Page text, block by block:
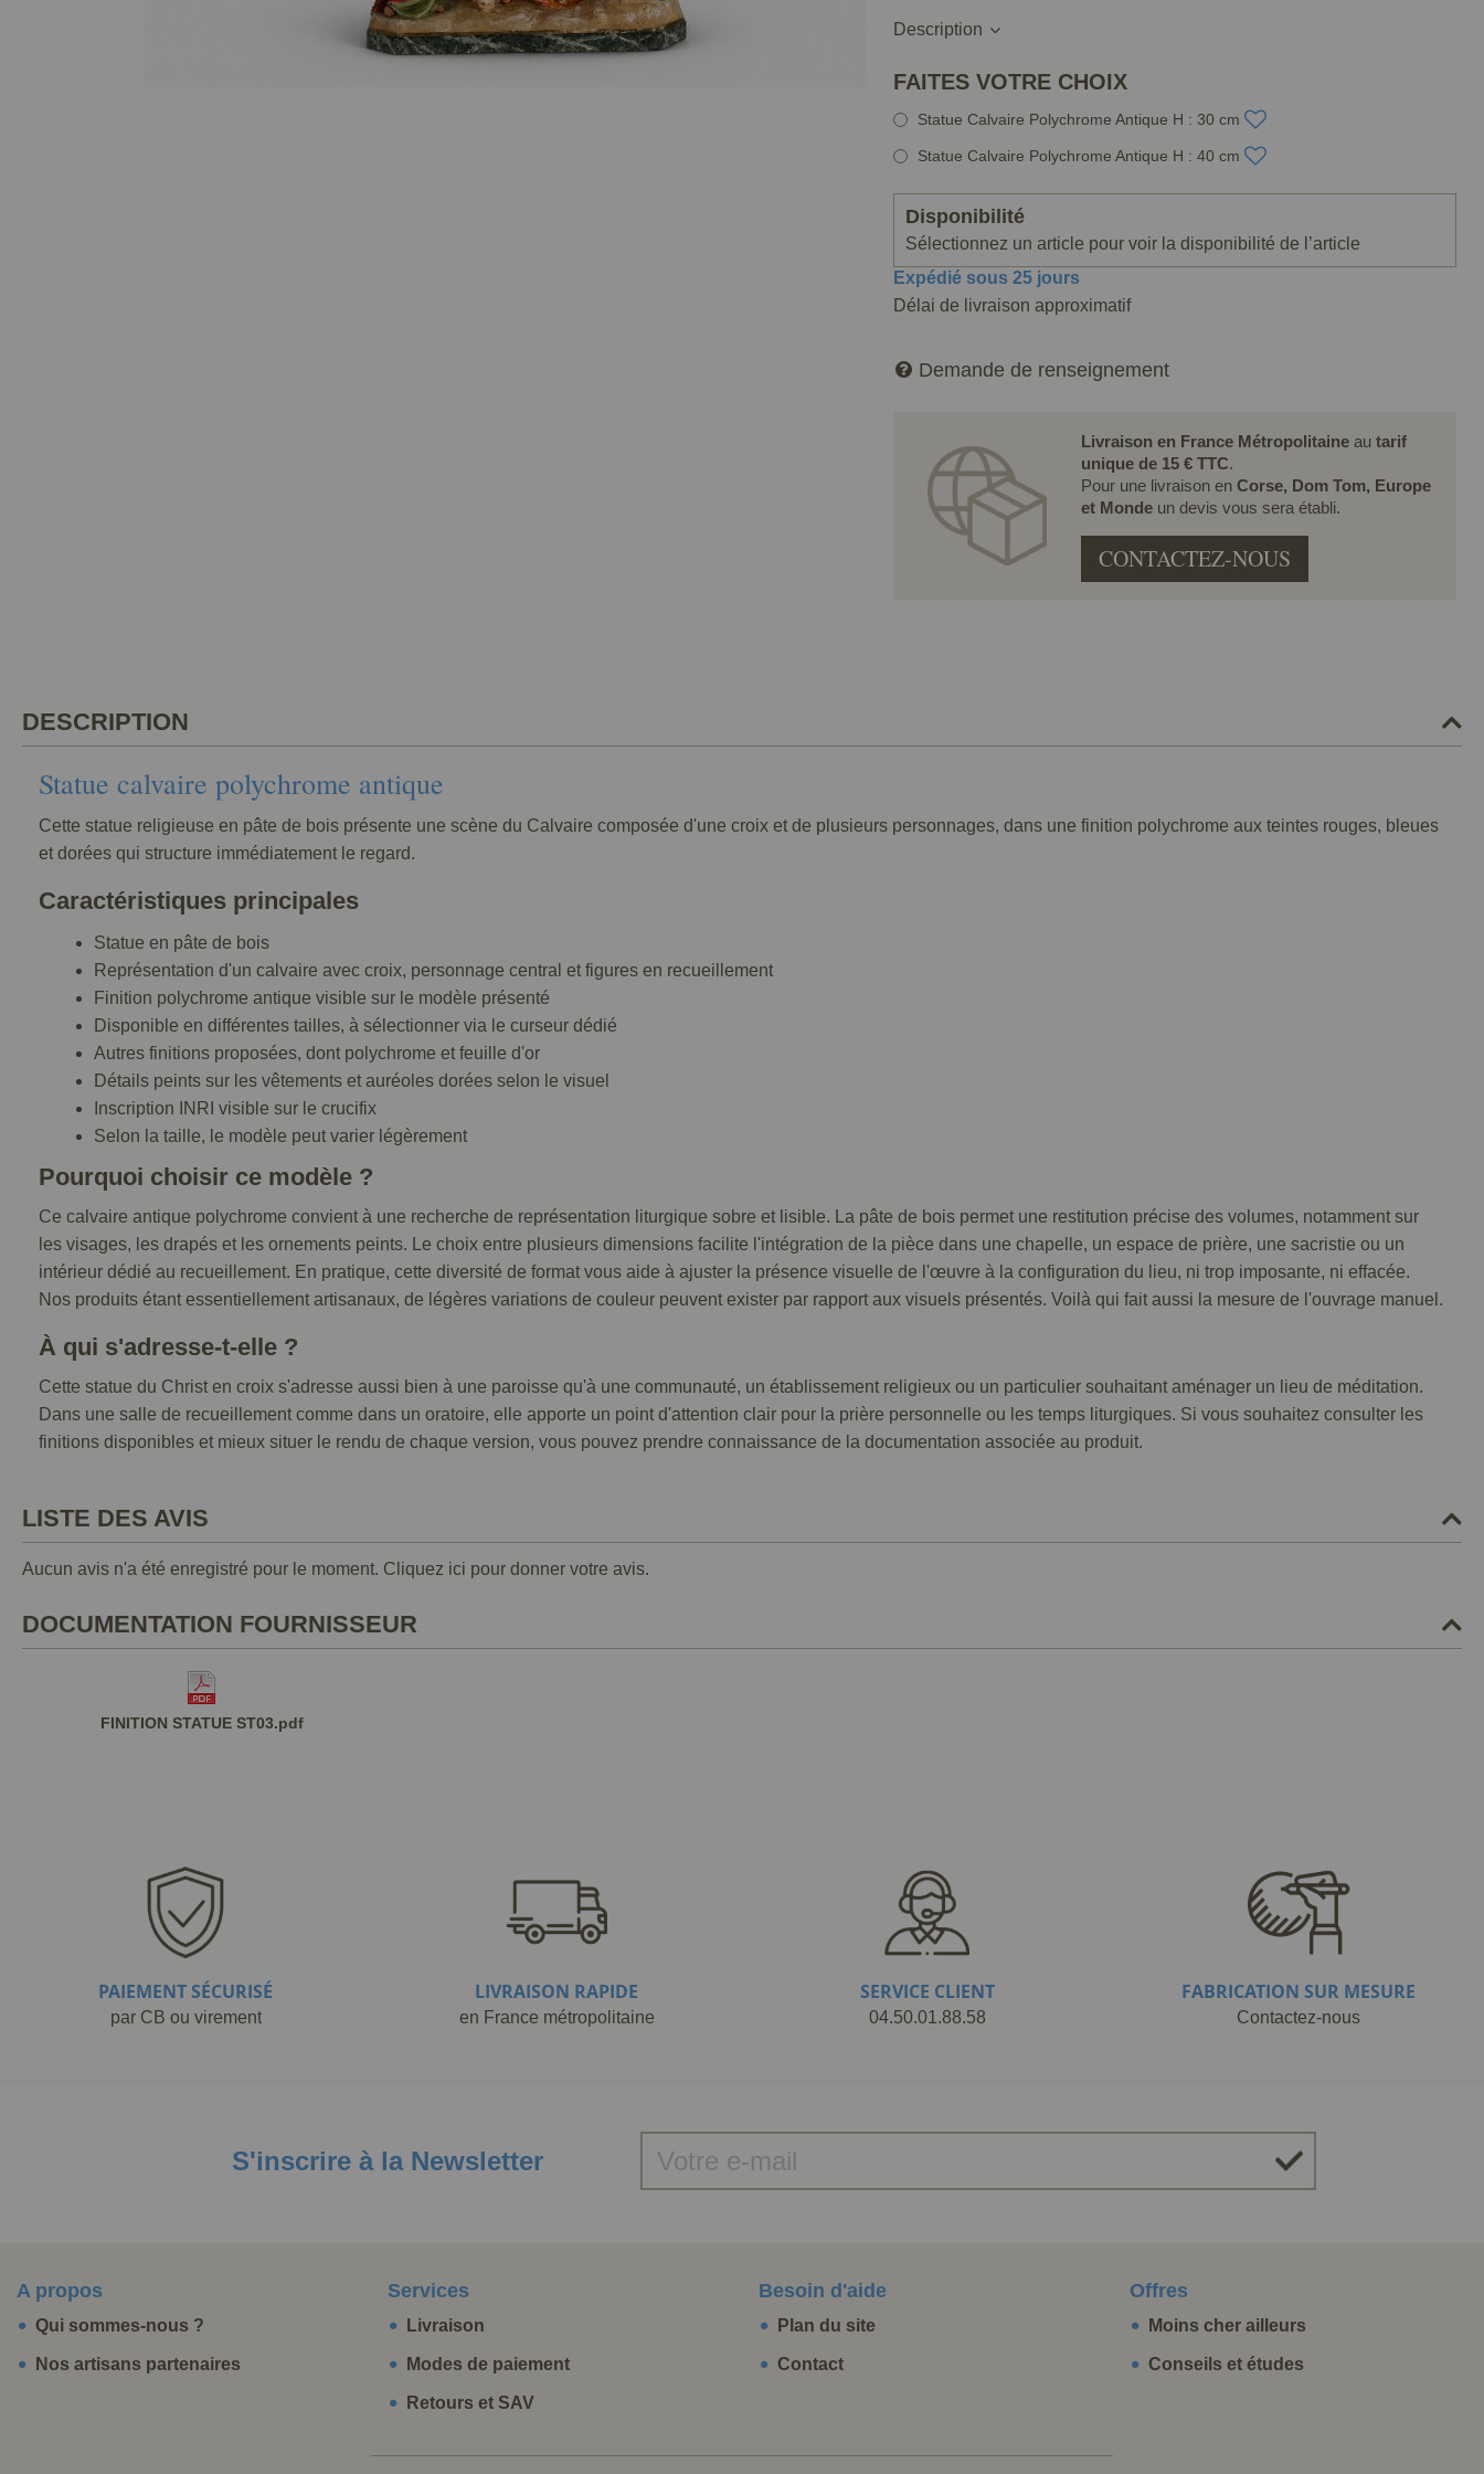
Description
FAITES VOTRE CHOIX
Statue Calvaire Polychrome Antique H : 30 cm
Statue Calvaire Polychrome Antique H : 40 cm
Disponibilité
Sélectionnez un article pour voir la disponibilité de l’article
Expédié sous 25 jours
Délai de livraison approximatif
Demande de renseignement
Livraison en France Métropolitaineau tarif
unique de 15 € TTC.
Pour une livraison en Corse, Dom Tom, Europe
et Monde un devis vous sera établi.
CONTACTEZ-NOUS
DESCRIPTION
Statue calvaire polychrome antique
Cette statue religieuse en pâte de bois présente une scène du Calvaire composée d'une croix et de plusieurs personnages, dans une finition polychrome aux teintes rouges, bleues
et dorées qui structure immédiatement le regard.
Caractéristiques principales
Statue en pâte de bois
Représentation d'un calvaire avec croix, personnage central et figures en recueillement
Finition polychrome antique visible sur le modèle présenté
Disponible en différentes tailles, à sélectionner via le curseur dédié
Autres finitions proposées, dont polychrome et feuille d'or
Détails peints sur les vêtements et auréoles dorées selon le visuel
Inscription INRI visible sur le crucifix
Selon la taille, le modèle peut varier légèrement
Pourquoi choisir ce modèle ?
Ce calvaire antique polychrome convient à une recherche de représentation liturgique sobre et lisible. La pâte de bois permet une restitution précise des volumes, notamment sur
les visages, les drapés et les ornements peints. Le choix entre plusieurs dimensions facilite l'intégration de la pièce dans une chapelle, un espace de prière, une sacristie ou un
intérieur dédié au recueillement. En pratique, cette diversité de format vous aide à ajuster la présence visuelle de l'œuvre à la configuration du lieu, ni trop imposante, ni effacée.
Nos produits étant essentiellement artisanaux, de légères variations de couleur peuvent exister par rapport aux visuels présentés. Voilà qui fait aussi la mesure de l'ouvrage manuel.
À qui s'adresse-t-elle ?
Cette statue du Christ en croix s'adresse aussi bien à une paroisse qu'à une communauté, un établissement religieux ou un particulier souhaitant aménager un lieu de méditation.
Dans une salle de recueillement comme dans un oratoire, elle apporte un point d'attention clair pour la prière personnelle ou les temps liturgiques. Si vous souhaitez consulter les
finitions disponibles et mieux situer le rendu de chaque version, vous pouvez prendre connaissance de la documentation associée au produit.
LISTE DES AVIS
Aucun avis n'a été enregistré pour le moment. Cliquez ici pour donner votre avis.
DOCUMENTATION FOURNISSEUR
FINITION STATUE ST03.pdf
PAIEMENT SÉCURISÉ
par CB ou virement
LIVRAISON RAPIDE
en France métropolitaine
SERVICE CLIENT
04.50.01.88.58
FABRICATION SUR MESURE
Contactez-nous
S'inscrire à la Newsletter
A propos
Qui sommes-nous ?
Nos artisans partenaires
Services
Livraison
Modes de paiement
Retours et SAV
Besoin d'aide
Plan du site
Contact
Offres
Moins cher ailleurs
Conseils et études